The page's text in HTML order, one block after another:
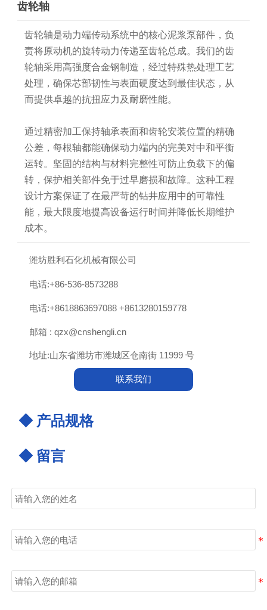
齿轮轴
齿轮轴是动力端传动系统中的核心泥浆泵部件，负
责将原动机的旋转动力传递至齿轮总成。我们的齿
轮轴采用高强度合金钢制造，经过特殊热处理工艺
处理，确保芯部韧性与表面硬度达到最佳状态，从
而提供卓越的抗扭应力及耐磨性能。
通过精密加工保持轴承表面和齿轮安装位置的精确
公差，每根轴都能确保动力端内的完美对中和平衡
运转。坚固的结构与材料完整性可防止负载下的偏
转，保护相关部件免于过早磨损和故障。这种工程
设计方案保证了在最严苛的钻井应用中的可靠性
能，最大限度地提高设备运行时间并降低长期维护
成本。
潍坊胜利石化机械有限公司
电话:+86-536-8573288
电话:+8618863697088 +8613280159778
邮箱 : qzx@cnshengli.cn
地址:山东省潍坊市潍城区仓南街 11999 号
联系我们
◆ 产品规格
◆ 留言